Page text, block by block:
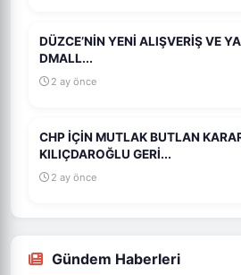
DÜZCE’NİN YENİ ALIŞVERİŞ VE
DMALL...
2 ay önce
CHP İÇİN MUTLAK BUTLAN
KILIÇDAROĞLU GERİ...
2 ay önce
Gündem Haberleri